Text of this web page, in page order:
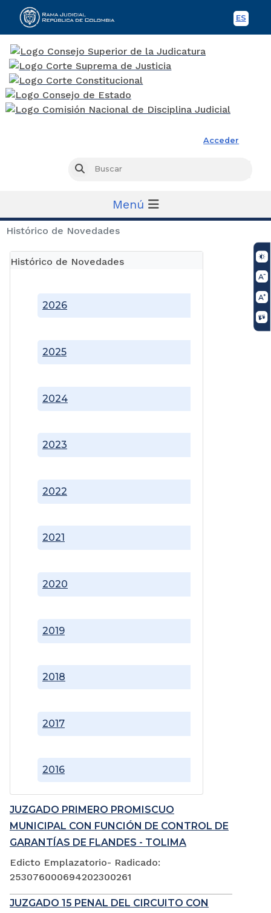
ES
Acceder
Buscar
Menú
Histórico de Novedades
Histórico de Novedades
2016
2017
2018
2019
2020
2021
2022
2023
2024
2025
2026
JUZGADO PRIMERO PROMISCUO
MUNICIPAL CON FUNCIÓN DE CONTROL DE
GARANTÍAS DE FLANDES - TOLIMA
Edicto Emplazatorio- Radicado:
253076000694202300261
JUZGADO 15 PENAL DEL CIRCUITO CON